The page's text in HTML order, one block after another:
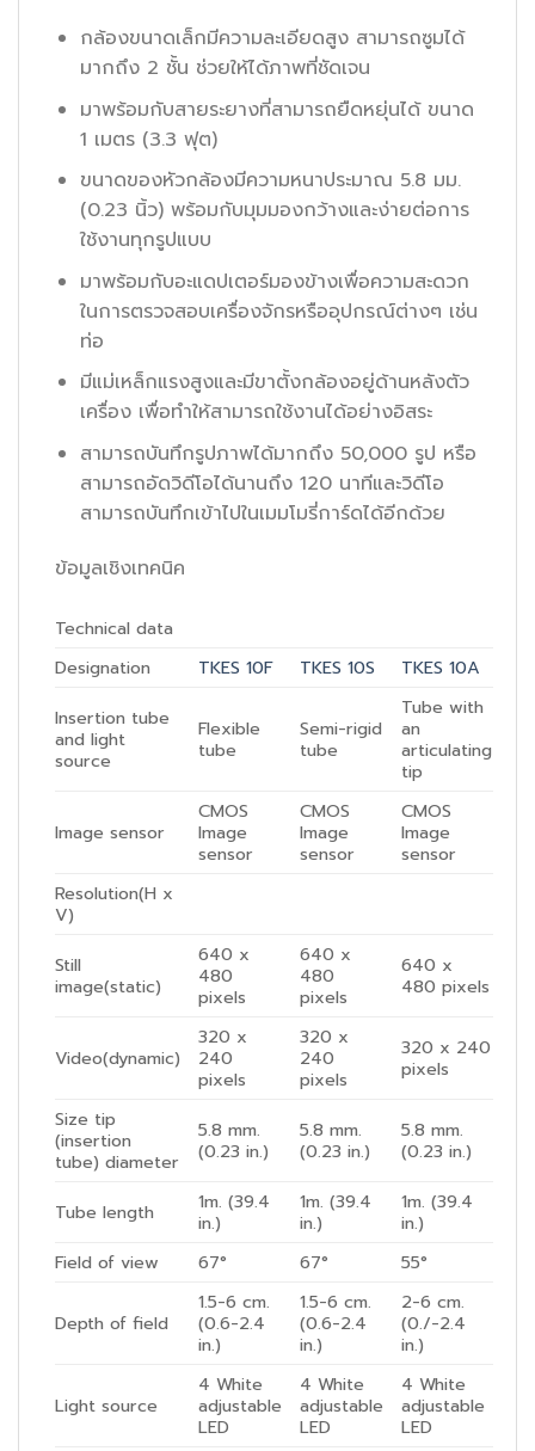
กล้องขนาดเล็กมีความละเอียดสูง สามารถซูมได้
มากถึง 2 ชั้น ช่วยให้ได้ภาพที่ชัดเจน
มาพร้อมกับสายระยางที่สามารถยืดหยุ่นได้ ขนาด
1 เมตร (3.3 ฟุต)
ขนาดของหัวกล้องมีความหนาประมาณ 5.8 มม.
(0.23 นิ้ว) พร้อมกับมุมมองกว้างและง่ายต่อการ
ใช้งานทุกรูปแบบ
มาพร้อมกับอะแดปเตอร์มองข้างเพื่อความสะดวก
ในการตรวจสอบเครื่องจักรหรืออุปกรณ์ต่างๆ เช่น
ท่อ
มีแม่เหล็กแรงสูงและมีขาตั้งกล้องอยู่ด้านหลังตัว
เครื่อง เพื่อทำให้สามารถใช้งานได้อย่างอิสระ
สามารถบันทึกรูปภาพได้มากถึง 50,000 รูป หรือ
สามารถอัดวิดีโอได้นานถึง 120 นาทีและวิดีโอ
สามารถบันทึกเข้าไปในเมมโมรี่การ์ดได้อีกด้วย
ข้อมูลเชิงเทคนิค
Technical data
Designation
TKES 10F TKES 10S
TKES 10A
Insertion tube
and light
source
Flexible
tube
Semi-rigid
tube
Tube with
an
articulating
tip
Image sensor
CMOS
Image
sensor
CMOS
Image
sensor
CMOS
Image
sensor
Resolution(H x
V)
Still
image(static)
640 x
480
pixels
640 x
480
pixels
640 x
480 pixels
Video(dynamic)
320 x
240
pixels
320 x
240
pixels
320 x 240
pixels
Size tip
(insertion
tube) diameter
5.8 mm.
(0.23 in.)
5.8 mm.
(0.23 in.)
5.8 mm.
(0.23 in.)
Tube length
1m. (39.4
in.)
1m. (39.4
in.)
1m. (39.4
in.)
Field of view
67° 67° 55°
Depth of field
1.5-6 cm.
(0.6-2.4
in.)
1.5-6 cm.
(0.6-2.4
in.)
2-6 cm.
(0./-2.4
in.)
Light source
4 White
adjustable
LED
4 White
adjustable
LED
4 White
adjustable
LED